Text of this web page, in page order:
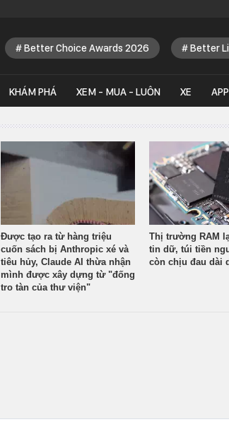
Better Choice Awards 2026 Better
KHÁM PHÁ XEM - MUA - LUÔN XE
Được tạo ra từ hàng triệu
cuốn sách bị Anthropic xé và
tiêu hủy, Claude AI thừa nhận
mình được xây dựng từ "đống
tro tàn của thư viện"
Thị trường RAM
tin dữ, túi tiền
còn chịu đau dài